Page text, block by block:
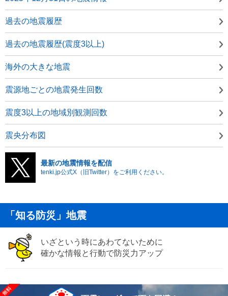
過去の地震履歴
過去の地震履歴(震度3以上)
海外の大きな地震
震源地ごとの地震発生回数
震度3以上の地域別観測回数
震央分布図
最新の地震情報を配信
tenki.jp公式X（旧Twitter）をご利用ください。
「知る防災」地震
いざという時にあわてないために
確かな情報と行動で防災力アップ